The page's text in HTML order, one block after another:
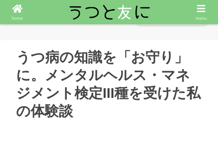
ななころぐを読む
うつ病の知識を「お守り」
に。メンタルヘルス・マネ
ジメント検定III種を受けた私
の体験談
home menu